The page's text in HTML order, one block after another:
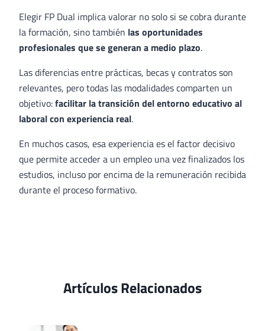
Elegir FP Dual implica valorar no solo si se cobra durante
la formación, sino también las oportunidades
profesionales que se generan a medio plazo.
Las diferencias entre prácticas, becas y contratos son
relevantes, pero todas las modalidades comparten un
objetivo:facilitar la transición del entorno educativo al
laboral con experiencia real.
En muchos casos, esa experiencia es el factor decisivo
que permite acceder a un empleo una vez finalizados los
estudios, incluso por encima de la remuneración recibida
durante el proceso formativo.
Artículos Relacionados